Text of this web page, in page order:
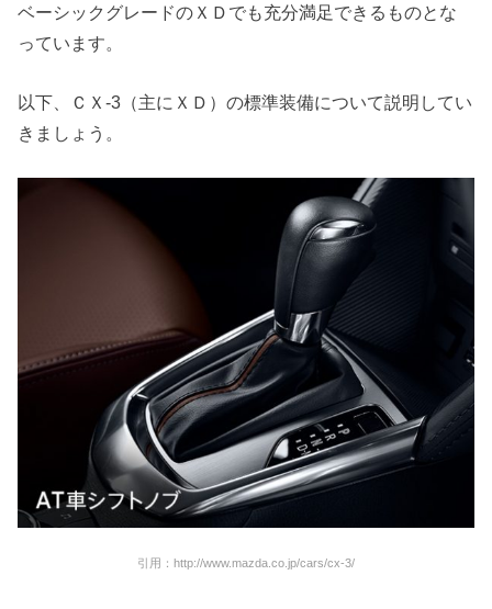
ベーシックグレードのＸＤでも充分満足できるものとな
っています。
以下、ＣＸ-3（主にＸＤ）の標準装備について説明してい
きましょう。
引用：http://www.mazda.co.jp/cars/cx-3/